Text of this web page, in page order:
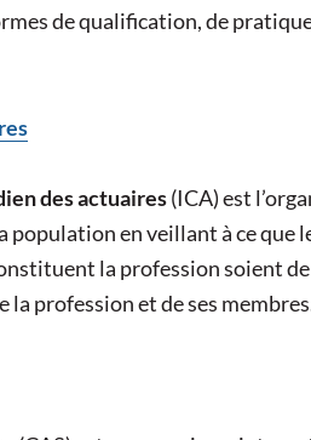
de qualification, de
des actuaires(ICA) est
population en veillant à ce
la profession soient
la profession et de ses